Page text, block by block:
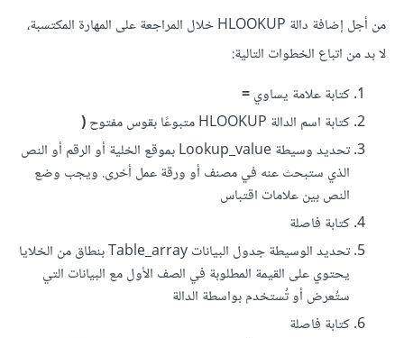
من أجل إضافة دالة HLOOKUP خلال المراجعة على المهارة المكتسبة،
لا بد من اتباع الخطوات التالية:
كتابة علامة يساوي=
كتابة اسم الدالة HLOOKUP متبوعًا بقوس مفتوح
(
تحديد وسيطة Lookup_value بموقع الخلية أو الرقم أو النص
الذي ستبحث عنه في مصنف أو ورقة عمل أخرى. ويجب وضع
النص بين علامات اقتباس
كتابة فاصلة
تحديد الوسيطة جدول البيانات Table_array بنطاق من الخلايا
يحتوي على القيمة المطلوبة في الصف الأول مع البيانات التي
ستُعرض أو تُستخدم بواسطة الدالة
كتابة فاصلة